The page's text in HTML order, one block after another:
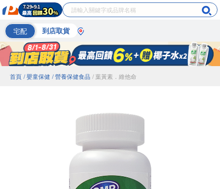
宅配 到店取貨
首頁 / 嬰童保健 / 營養保健食品 / 葉黃素．維他命